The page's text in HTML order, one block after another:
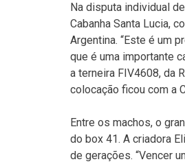
Na disputa individual
Cabanha Santa Lucia,
Argentina. “Este é um
que é uma importante
a terneira FIV4608, da
colocação ficou com a
Entre os machos, o
do box 41. A criadora
de gerações. “Vencer